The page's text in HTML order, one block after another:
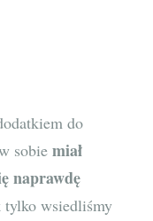
do
sobiemiał
naprawdę
tylko wsiedliśmy